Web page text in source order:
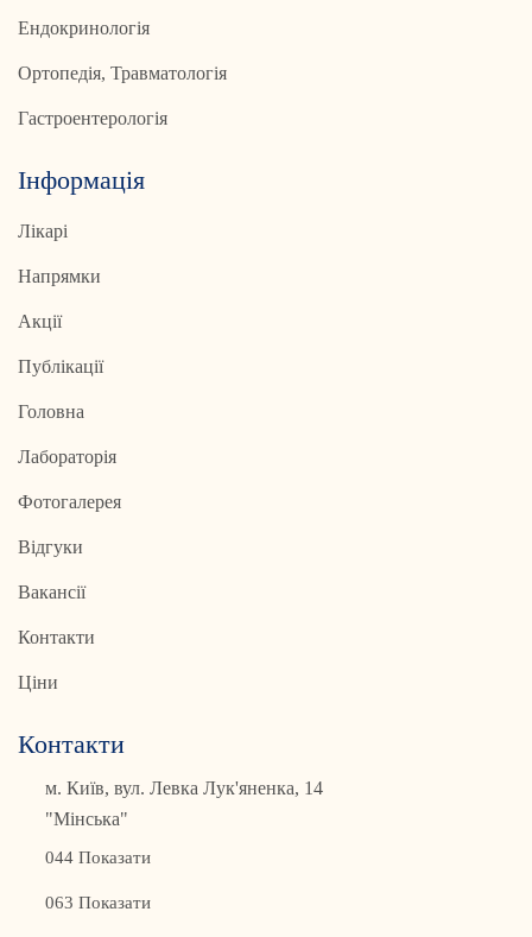
Ендокринологія
Ортопедія, Травматологія
Гастроентерологія
Інформація
Лікарі
Напрямки
Акції
Публікації
Головна
Лабораторія
Фотогалерея
Відгуки
Вакансії
Контакти
Ціни
Контакти
м. Київ, вул. Левка Лук'яненка, 14
"Мінська"
044 Показати
063 Показати